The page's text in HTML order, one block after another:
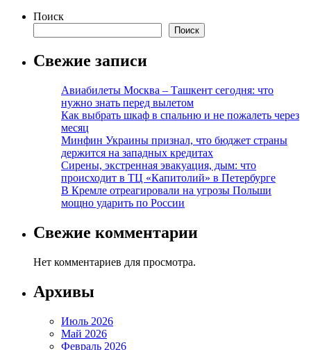
Поиск
Поиск
Свежие записи
Авиабилеты Москва – Ташкент сегодня: что
нужно знать перед вылетом
Как выбрать шкаф в спальню и не пожалеть через
месяц
Минфин Украины признал, что бюджет страны
держится на западных кредитах
Сирены, экстренная эвакуация, дым: что
происходит в ТЦ «Капитолий» в Петербурге
В Кремле отреагировали на угрозы Польши
мощно ударить по России
Свежие комментарии
Нет комментариев для просмотра.
Архивы
Июль 2026
Май 2026
Февраль 2026